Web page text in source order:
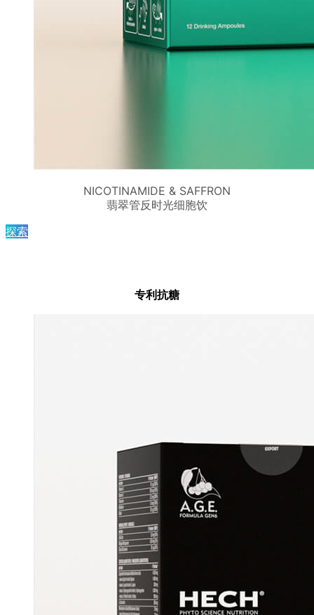
NICOTINAMIDE & SAFFRON
翡翠管反时光细胞饮
探索
专利抗糖